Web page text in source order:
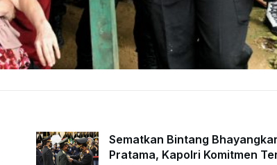
Sematkan Bintang
Pratama, Kapolri Komitmen